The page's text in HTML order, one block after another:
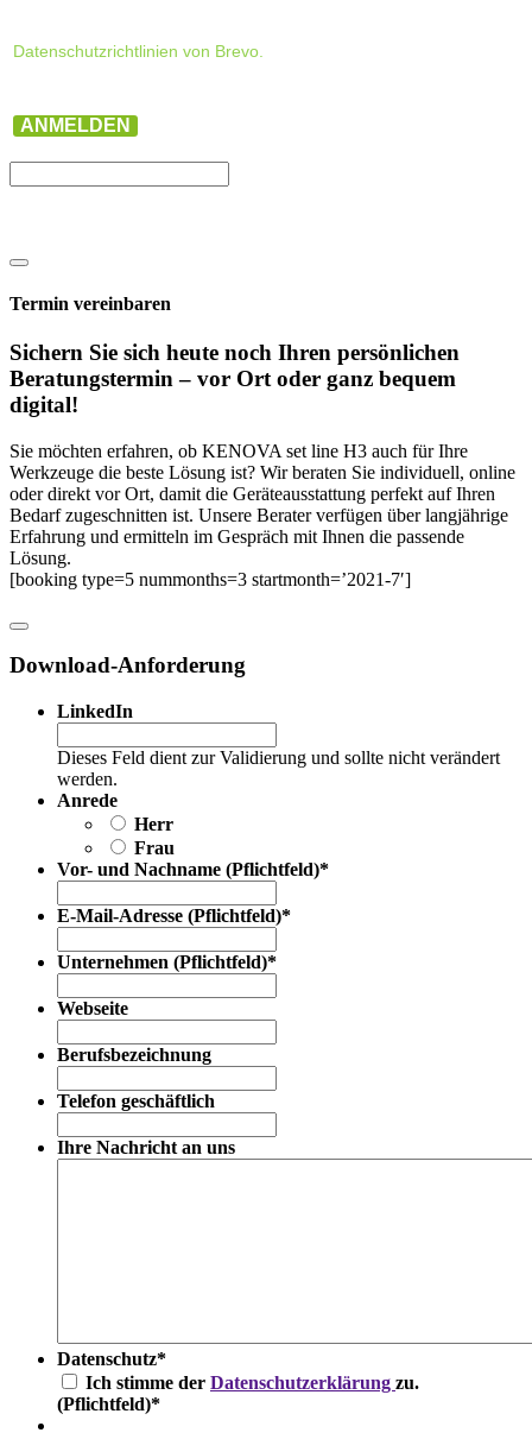
Datenschutzrichtlinien von Brevo.
ANMELDEN
Termin vereinbaren
Sichern Sie sich heute noch Ihren persönlichen
Beratungs­termin – vor Ort oder ganz bequem
digital!
Sie möchten erfahren, ob KENOVA set line H3 auch für Ihre
Werkzeuge die beste Lösung ist? Wir beraten Sie individuell, online
oder direkt vor Ort, damit die Geräteausstattung perfekt auf Ihren
Bedarf zugeschnitten ist. Unsere Berater verfügen über langjährige
Erfahrung und ermitteln im Gespräch mit Ihnen die passende
Lösung.
[booking type=5 nummonths=3 startmonth=’2021-7′]
Download-Anforderung
LinkedIn
Dieses Feld dient zur Validierung und sollte nicht verändert
werden.
Anrede
Herr
Frau
Vor- und Nachname (Pflichtfeld)*
E-Mail-Adresse (Pflichtfeld)*
Unternehmen (Pflichtfeld)*
Webseite
Berufsbezeichnung
Telefon geschäftlich
Ihre Nachricht an uns
Datenschutz*
Ich stimme der Datenschutzerklärung zu.
(Pflichtfeld)*